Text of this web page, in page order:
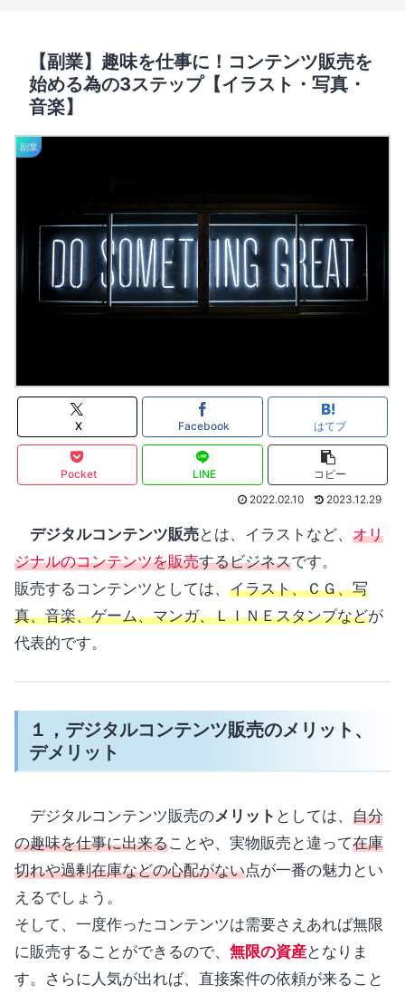
【副業】趣味を仕事に！コンテンツ販売を
始める為の3ステップ【イラスト・写真・
音楽】
副業
X Facebook はてブ
Pocket LINE
コピー
2022.02.10
2023.12.29
デジタルコンテンツ販売とは、イラストなど、 オリ
ジナルのコンテンツを販売するビジネスです。
販売するコンテンツとしては、 イラスト、ＣＧ、写
真、音楽、ゲーム、マンガ、ＬＩＮＥスタンプなどが
代表的です。
１，デジタルコンテンツ販売のメリット、
デメリット
デジタルコンテンツ販売のメリット としては、 自分
の趣味を仕事に出来ることや、実物販売と違って在庫
切れや過剰在庫などの心配がない点が一番の魅力とい
えるでしょう。
そして、一度作ったコンテンツは需要さえあれば無限
に販売することができるので、 無限の資産となりま
す。さらに人気が出れば、直接案件の依頼が来ること